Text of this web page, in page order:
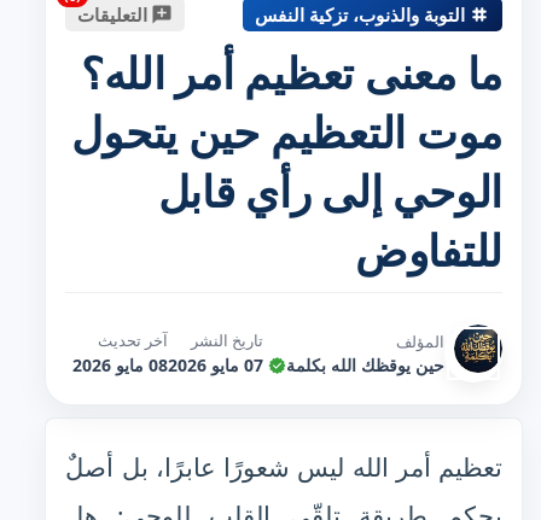
التوبة والذنوب، تزكية النفس التعليقات
ما معنى تعظيم أمر الله؟
موت التعظيم حين يتحول
الوحي إلى رأي قابل
للتفاوض
المؤلف
حين يوقظك الله بكلمة
تاريخ النشر
07 مايو 2026
آخر تحديث
08 مايو 2026
تعظيم أمر الله ليس شعورًا عابرًا، بل أصلٌ